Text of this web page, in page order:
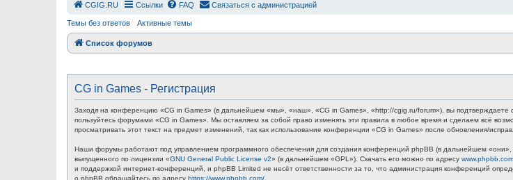
СGIG.RU Ссылки FAQ Связаться с администрацией
Темы без ответов Активные темы
Список форумов
CG in Games - Регистрация
Заходя на конференцию «CG in Games» (в дальнейшем «мы», «наш», «CG in Games», «http://cgig.ru/forum»), вы
пользуйтесь форумами «CG in Games». Мы оставляем за собой право изменять эти правила в любое время и сделаем всё
просматривать этот текст на предмет изменений, так как использование конференции «CG in Games» после обновления/
Наши форумы работают под управлением программного обеспечения для создания конференций phpBB (в дальнейшем
выпущенного по лицензии «GNU General Public License v2» (в дальнейшем «GPL»). Скачать его можно по адресу www.phpbb.com
и поддержкой интернет-конференций, и phpBB Limited не несёт ответственности за то, что администрация конференций
о phpBB обращайтесь по адресу https://www.phpbb.com/